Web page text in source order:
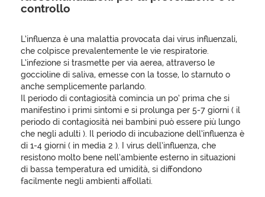
controllo
L’influenza è una malattia provocata dai virus influenzali,
che colpisce prevalentemente le vie respiratorie.
L’infezione si trasmette per via aerea, attraverso le
goccioline di saliva, emesse con la tosse, lo starnuto o
anche semplicemente parlando.
Il periodo di contagiosità comincia un po’ prima che si
manifestino i primi sintomi e si prolunga per 5-7 giorni ( il
periodo di contagiosità nei bambini può essere più lungo
che negli adulti ). Il periodo di incubazione dell’influenza è
di 1-4 giorni ( in media 2 ). I virus dell’influenza, che
resistono molto bene nell’ambiente esterno in situazioni
di bassa temperatura ed umidità, si diffondono
facilmente negli ambienti affollati.